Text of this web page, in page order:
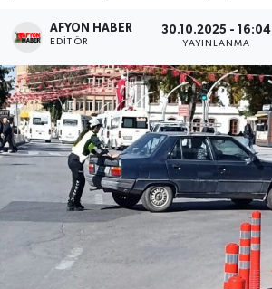
AFYON HABER
EDITÖR
30.10.2025 - 16:04
YAYINLANMA
Ekonomi
Magazin
Etkinlikler